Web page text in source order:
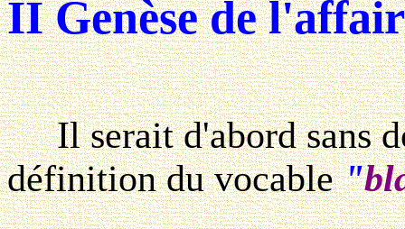
II Genèse de
Il serait d'abord sans
définition du vocable"